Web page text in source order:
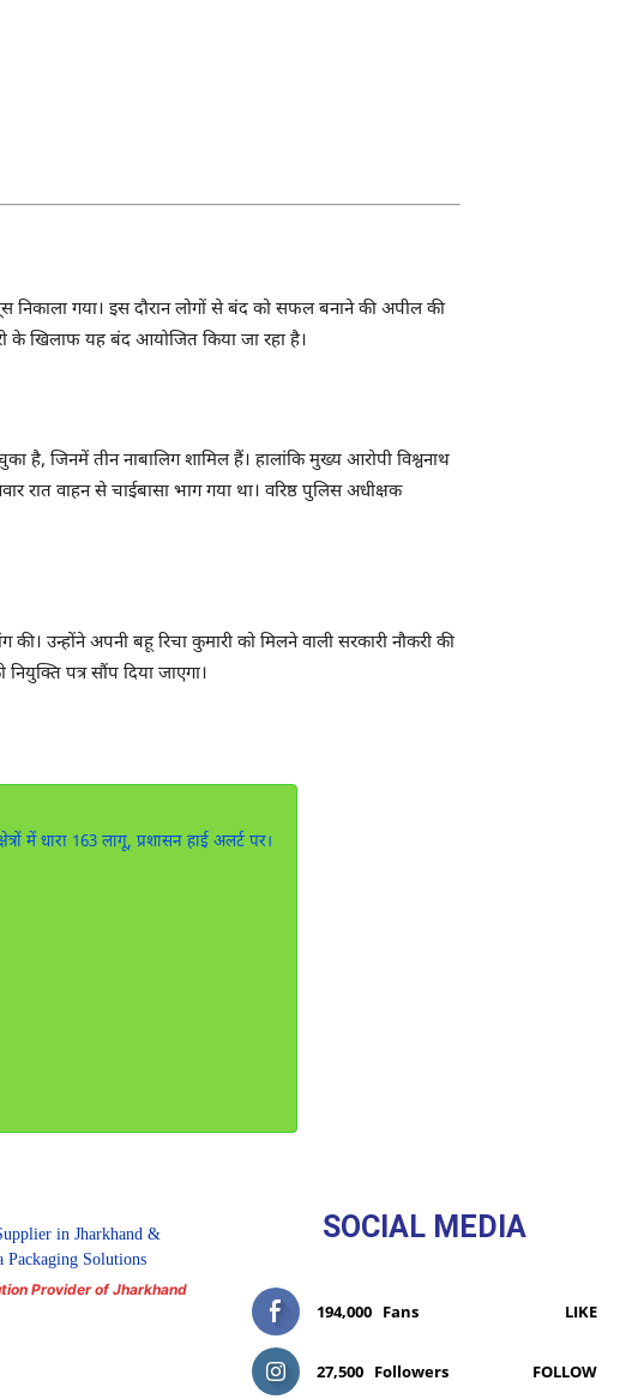
निकाला गया। इस दौरान लोगों से बंद को सफल बनाने की अपील की
के खिलाफ यह बंद आयोजित किया जा रहा है।
जिनमें तीन नाबालिग शामिल हैं। हालांकि मुख्य आरोपी विश्वनाथ
वाहन से चाईबासा भाग गया था। वरिष्ठ पुलिस अधीक्षक
उन्होंने अपनी बहू रिचा कुमारी को मिलने वाली सरकारी नौकरी की
पत्र सौंप दिया जाएगा।
में धारा 163 लागू, प्रशासन हाई अलर्ट पर।
Provider of Jharkhand
SOCIAL MEDIA
194,000 Fans LIKE
27,500 Followers FOLLOW